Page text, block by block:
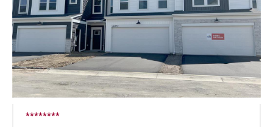
********